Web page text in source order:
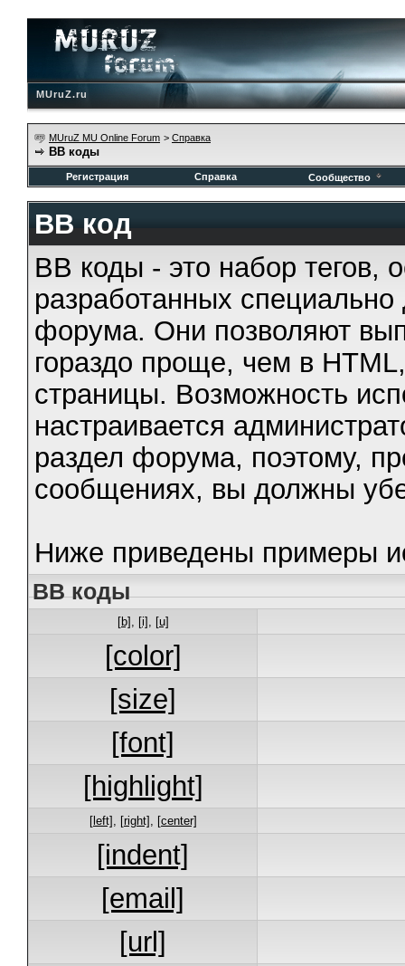
MUruZ.ru
MUruZ MU Online Forum > Справка
BB коды
Регистрация Справка Сообщество
BB код
BB коды - это набор тегов,
разработанных
форума. Они позволяют
гораздо проще, чем в
страницы. Возможность
настраивается
раздел форума, поэтому,
сообщениях, вы должны
Ниже приведены примеры
BB коды
[b] , [i] , [u]
[color]
[size]
[font]
[highlight]
[left] , [right] , [center]
[indent]
[email]
[url]